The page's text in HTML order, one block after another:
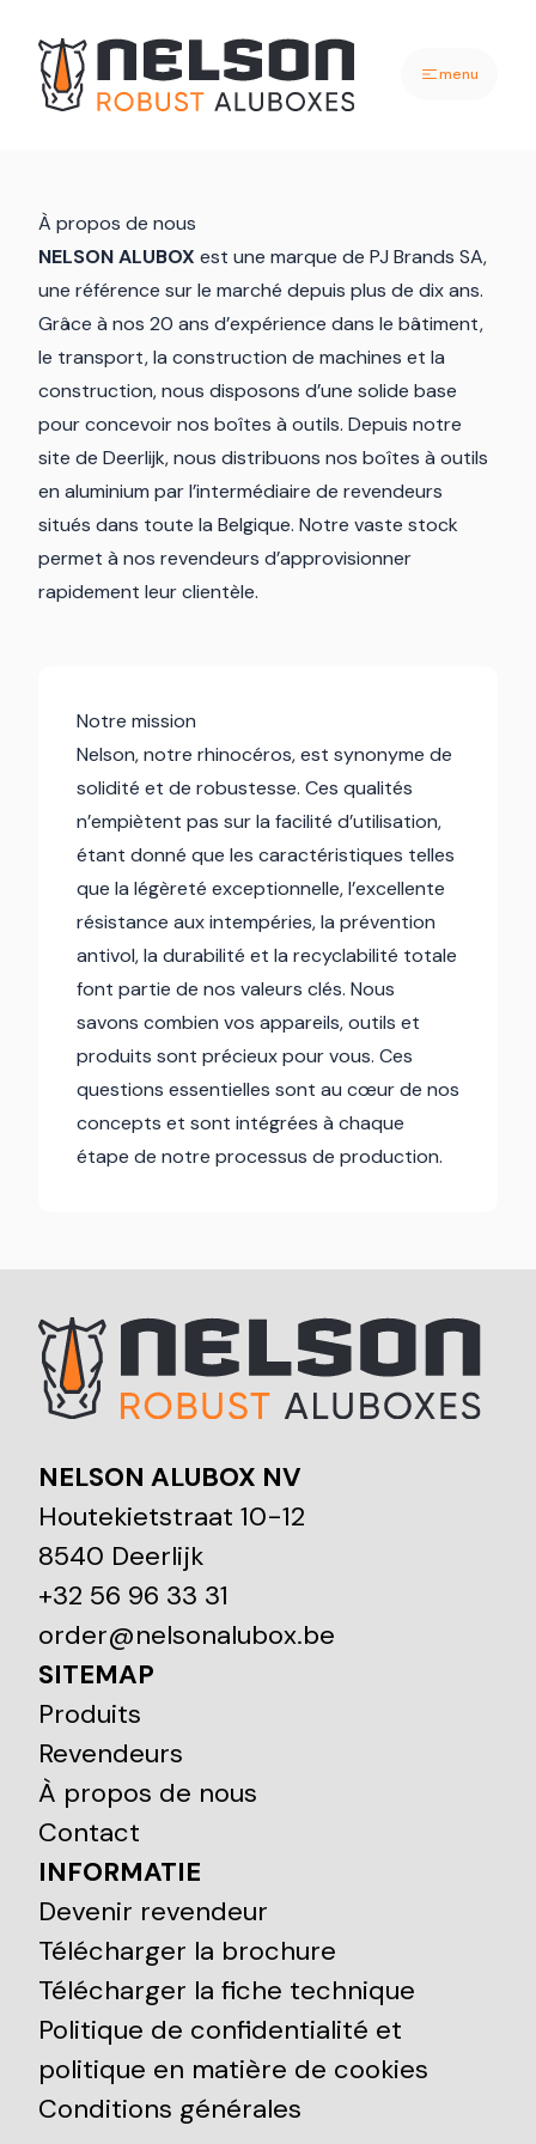
menu
À propos de nous
NELSON ALUBOX est une marque de PJ Brands SA,
une référence sur le marché depuis plus de dix ans.
Grâce à nos 20 ans d’expérience dans le bâtiment,
le transport, la construction de machines et la
construction, nous disposons d’une solide base
pour concevoir nos boîtes à outils. Depuis notre
site de Deerlijk, nous distribuons nos boîtes à outils
en aluminium par l’intermédiaire de revendeurs
situés dans toute la Belgique. Notre vaste stock
permet à nos revendeurs d’approvisionner
rapidement leur clientèle.
Notre mission
Nelson, notre rhinocéros, est synonyme de
solidité et de robustesse. Ces qualités
n’empiètent pas sur la facilité d’utilisation,
étant donné que les caractéristiques telles
que la légèreté exceptionnelle, l’excellente
résistance aux intempéries, la prévention
antivol, la durabilité et la recyclabilité totale
font partie de nos valeurs clés. Nous
savons combien vos appareils, outils et
produits sont précieux pour vous. Ces
questions essentielles sont au cœur de nos
concepts et sont intégrées à chaque
étape de notre processus de production.
NELSON ALUBOX NV
Houtekietstraat 10-12
8540 Deerlijk
+32 56 96 33 31
order@nelsonalubox.be
SITEMAP
Produits
Revendeurs
À propos de nous
Contact
INFORMATIE
Devenir revendeur
Télécharger la brochure
Télécharger la fiche technique
Politique de confidentialité et
politique en matière de cookies
Conditions générales